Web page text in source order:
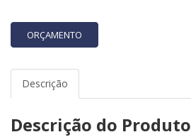
ORÇAMENTO
Descrição
Descrição do Produto